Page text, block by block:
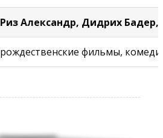
Риз Александр, Дидрих Бадер,
рождественские фильмы,